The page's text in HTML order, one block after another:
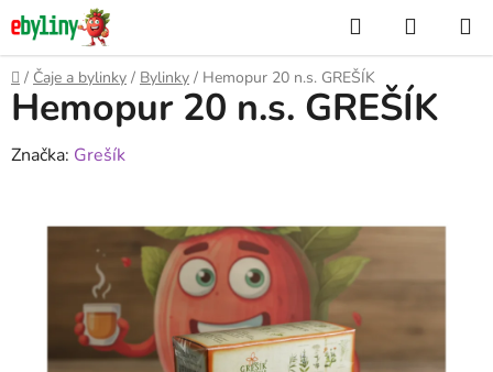
Přejít
na
obsah
Hledat
KOŠÍK
Domů
/ Čaje a bylinky / Bylinky / Hemopur 20 n.s. GREŠÍK
Hemopur 20 n.s. GREŠÍK
Značka: Grešík